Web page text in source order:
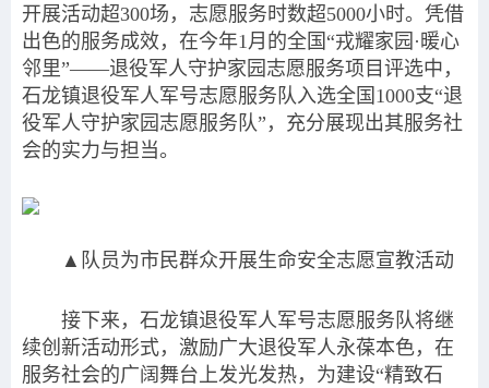
开展活动超300场，志愿服务时数超5000小时。凭借
出色的服务成效，在今年1月的全国“戎耀家园·暖心
邻里”——退役军人守护家园志愿服务项目评选中，
石龙镇退役军人军号志愿服务队入选全国1000支“退
役军人守护家园志愿服务队”，充分展现出其服务社
会的实力与担当。
▲队员为市民群众开展生命安全志愿宣教活动
接下来，石龙镇退役军人军号志愿服务队将继
续创新活动形式，激励广大退役军人永葆本色，在
服务社会的广阔舞台上发光发热，为建设“精致石